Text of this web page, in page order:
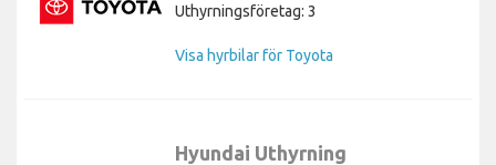
Uthyrningsföretag: 3
Visa hyrbilar för Toyota
Hyundai Uthyrning